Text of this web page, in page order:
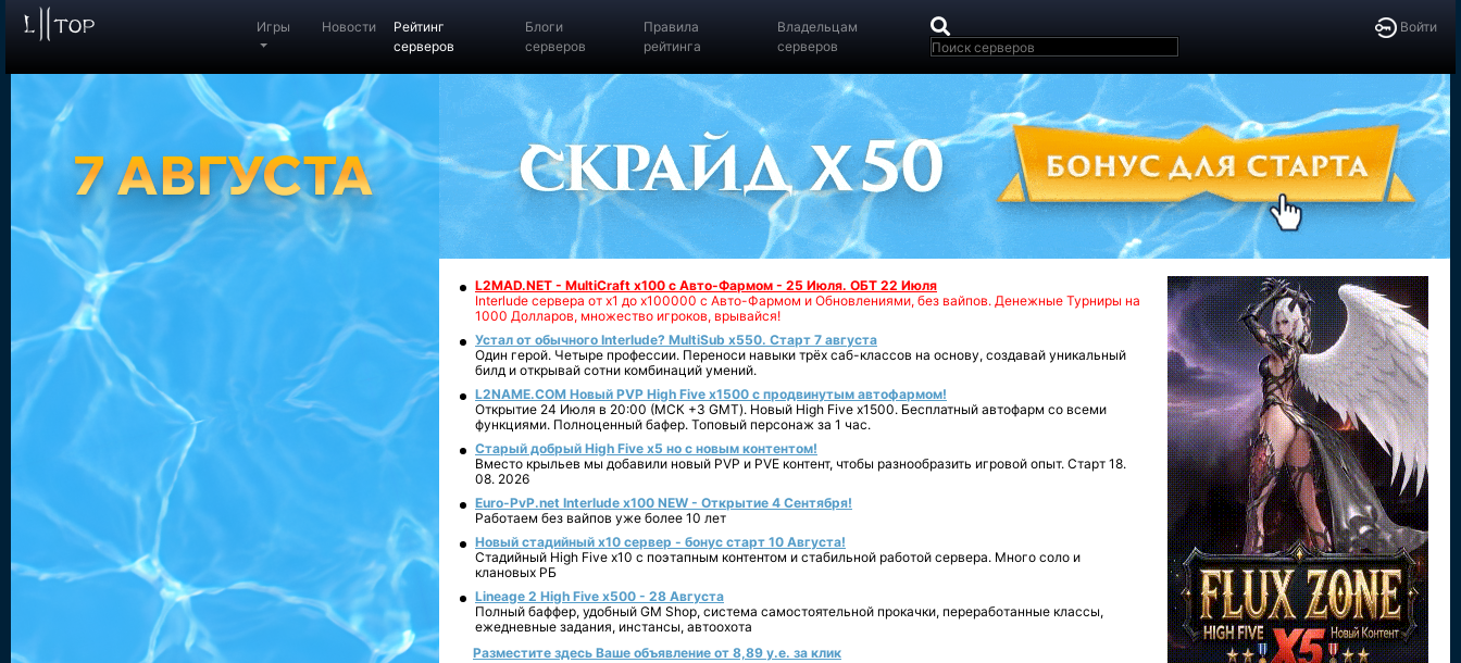
Войти
Игры Новости
Рейтинг
серверов
Блоги
серверов
Правила
рейтинга
Владельцам
серверов
L2MAD.NET - MultiCraft x100 с Авто-Фармом - 25 Июля. ОБТ 22 Июля
Interlude сервера от х1 до х100000 с Авто-Фармом и Обновлениями, без вайпов. Денежные Турниры на
1000 Долларов, множество игроков, врывайся!
Устал от обычного Interlude? MultiSub x550. Старт 7 августа
Один герой. Четыре профессии. Переноси навыки трёх саб-классов на основу, создавай уникальный
билд и открывай сотни комбинаций умений.
L2NAME.COM Новый PVP High Five x1500 с продвинутым автофармом!
Открытие 24 Июля в 20:00 (МСК +3 GMT). Новый High Five x1500. Бесплатный автофарм со всеми
функциями. Полноценный бафер. Топовый персонаж за 1 час.
Старый добрый High Five x5 но с новым контентом!
Вместо крыльев мы добавили новый PVP и PVE контент, чтобы разнообразить игровой опыт. Старт 18.
08. 2026
Euro-PvP.net Interlude х100 NEW - Открытие 4 Сентября!
Работаем без вайпов уже более 10 лет
Новый стадийный х10 сервер - бонус старт 10 Августа!
Стадийный High Five x10 с поэтапным контентом и стабильной работой сервера. Много соло и
клановых РБ
Lineage 2 High Five x500 - 28 Августа
Полный баффер, удобный GM Shop, система самостоятельной прокачки, переработанные классы,
ежедневные задания, инстансы, автоохота
Разместите здесь Ваше объявление от 8,89 у.е. за клик